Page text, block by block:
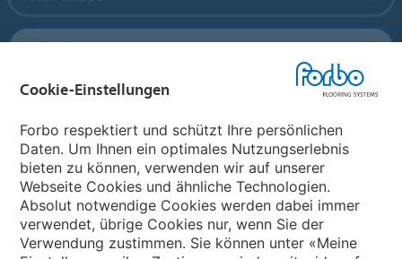
Forbo Flooring Systems
Forbo Movement Systems
Land auswählen
Land auswählen
Cookie-Einstellungen
Forbo respektiert und schützt Ihre persönlichen
Daten. Um Ihnen ein optimales Nutzungserlebnis
bieten zu können, verwenden wir auf unserer
Webseite Cookies und ähnliche Technologien.
Absolut notwendige Cookies werden dabei immer
verwendet, übrige Cookies nur, wenn Sie der
Verwendung zustimmen. Sie können unter «Meine